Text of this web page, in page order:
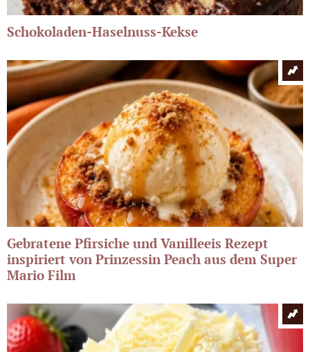
Schokoladen-Haselnuss-Kekse
Gebratene Pfirsiche und Vanilleeis Rezept
inspiriert von Prinzessin Peach aus dem Super
Mario Film